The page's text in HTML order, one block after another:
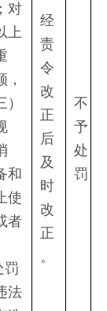
对
上
和
使
者
罚
法
经
责
令
改
正
后
及
时
改
正
。
不
予
处
罚